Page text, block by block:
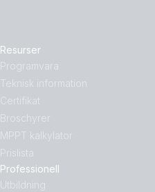
Resurser
Programvara
Teknisk information
Certifikat
Broschyrer
MPPT kalkylator
Prislista
Professionell
Utbildning